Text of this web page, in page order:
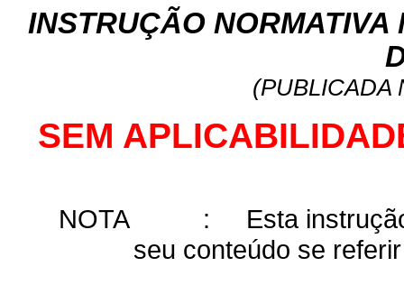
INSTRUÇÃO NORMATIVA
(PUBLICADA
SEM
NOTA :
Esta
seu conteúdo se